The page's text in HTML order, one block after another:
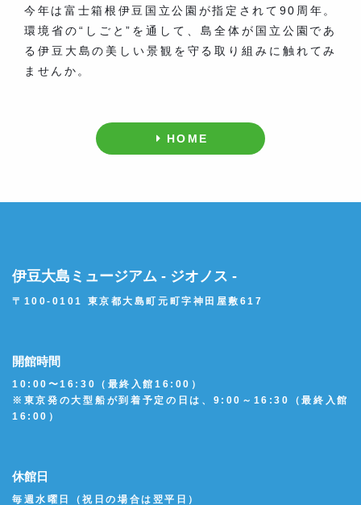
今年は富士箱根伊豆国立公園が指定されて90周年。
環境省の“しごと”を通して、島全体が国立公園であ
る伊豆大島の美しい景観を守る取り組みに触れてみ
ませんか。
HOME
伊豆大島ミュージアム - ジオノス -
〒100-0101 東京都大島町元町字神田屋敷617
開館時間
10:00〜16:30（最終入館16:00）
※東京発の大型船が到着予定の日は、9:00～16:30（最終入館
16:00）
休館日
毎週水曜日（祝日の場合は翌平日）